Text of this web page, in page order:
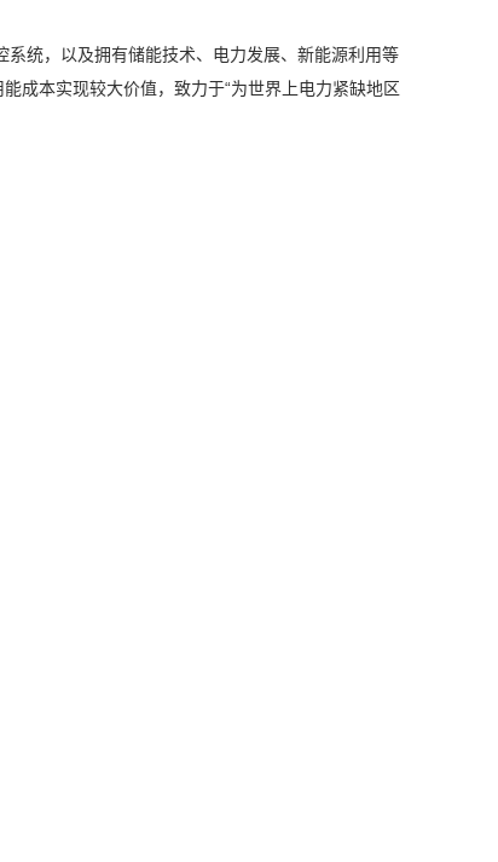
统，以及拥有储能技术、电力发展、新能源利用等
成本实现较大价值，致力于“为世界上电力紧缺地区